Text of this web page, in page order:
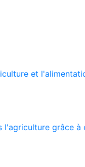
et
l'agriculture grâce